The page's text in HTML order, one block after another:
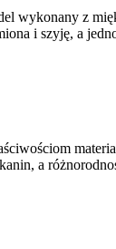
wykonany z
i szyję, a
a